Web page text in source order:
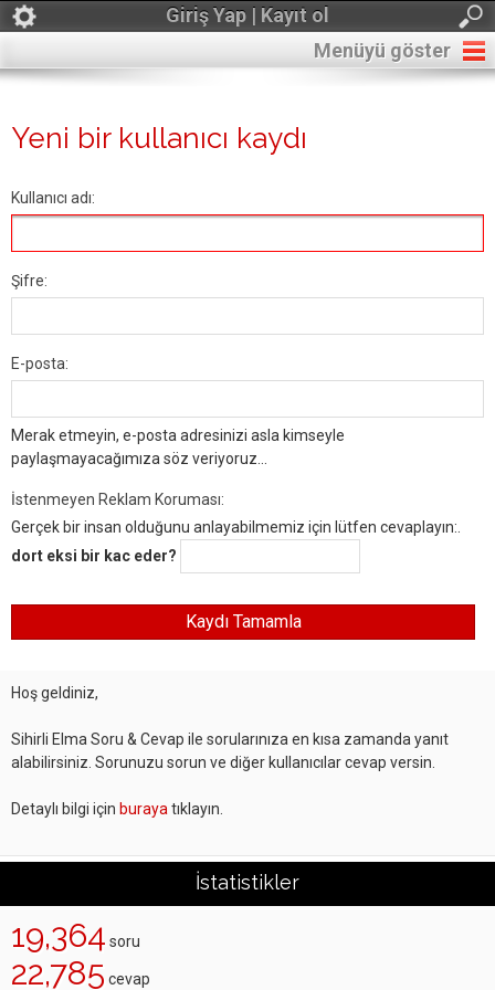
Giriş Yap | Kayıt ol
Menüyü göster
Yeni bir kullanıcı kaydı
Kullanıcı adı:
Şifre:
E-posta:
Merak etmeyin, e-posta adresinizi asla kimseyle
paylaşmayacağımıza söz veriyoruz...
İstenmeyen Reklam Koruması:
Gerçek bir insan olduğunu anlayabilmemiz için lütfen cevaplayın:.
dort eksi bir kac eder?
Hoş geldiniz,
Sihirli Elma Soru & Cevap ile sorularınıza en kısa zamanda yanıt
alabilirsiniz. Sorunuzu sorun ve diğer kullanıcılar cevap versin.
Detaylı bilgi için buraya tıklayın.
İstatistikler
19,364 soru
22,785 cevap